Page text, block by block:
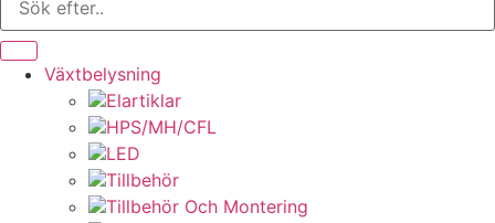
Växtbelysning
Elartiklar
HPS/MH/CFL
LED
Tillbehör
Tillbehör Och Montering